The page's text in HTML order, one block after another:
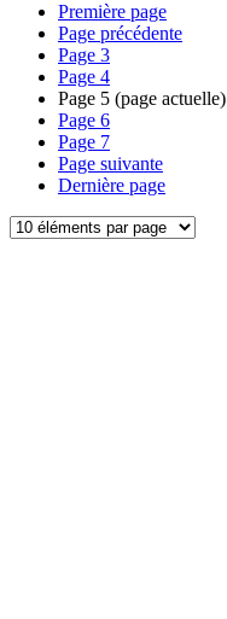
Première page
Page précédente
Page 3
Page 4
Page 5 (page actuelle)
Page 6
Page 7
Page suivante
Dernière page